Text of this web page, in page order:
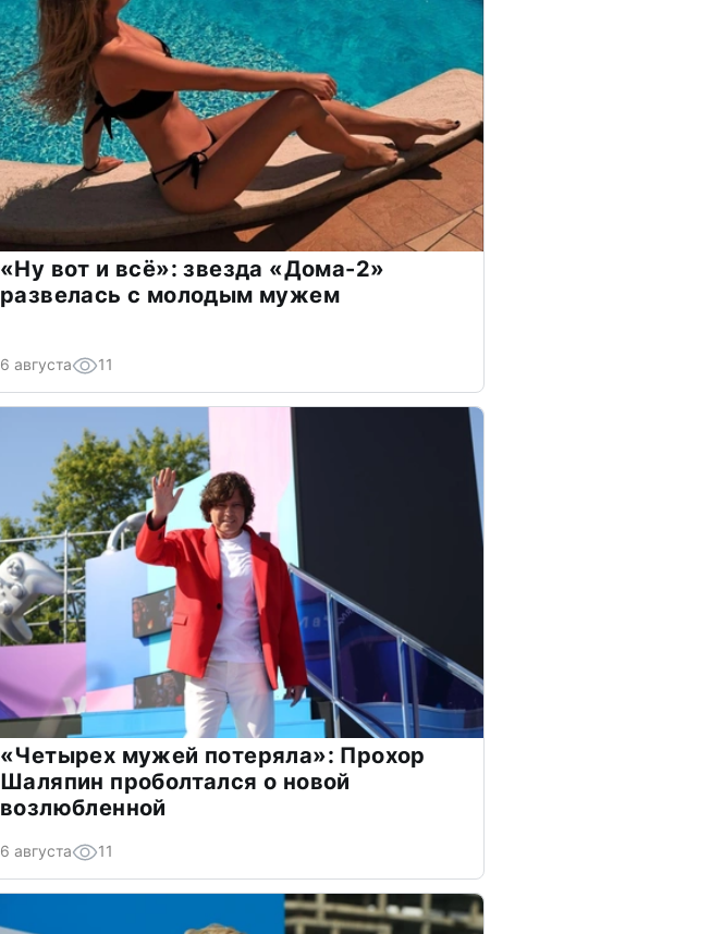
«Ну вот и всё»: звезда «Дома-2»
развелась с молодым мужем
6 августа 11
«Четырех мужей потеряла»: Прохор
Шаляпин проболтался о новой
возлюбленной
6 августа 11